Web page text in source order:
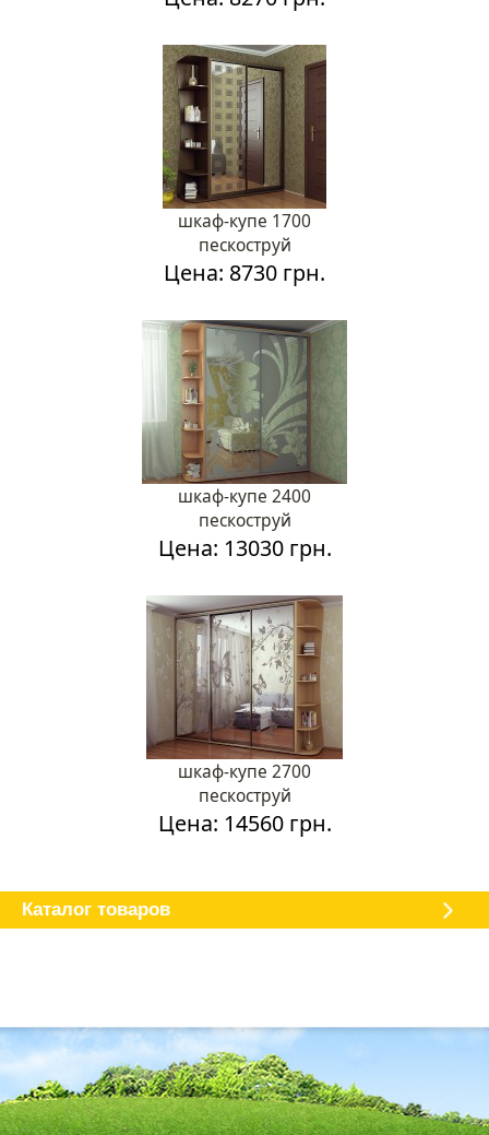
шкаф-купе 1700
пескоструй
Цена: 8730 грн.
шкаф-купе 2400
пескоструй
Цена: 13030 грн.
шкаф-купе 2700
пескоструй
Цена: 14560 грн.
Каталог товаров